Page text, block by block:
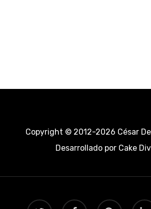
Copyright © 2012-2026 César
Desarrollado porCake
twitter facebook pinterest